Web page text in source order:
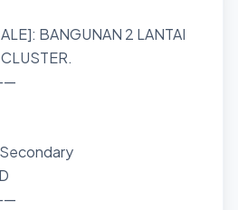
BANGUNAN 2 LANTAI